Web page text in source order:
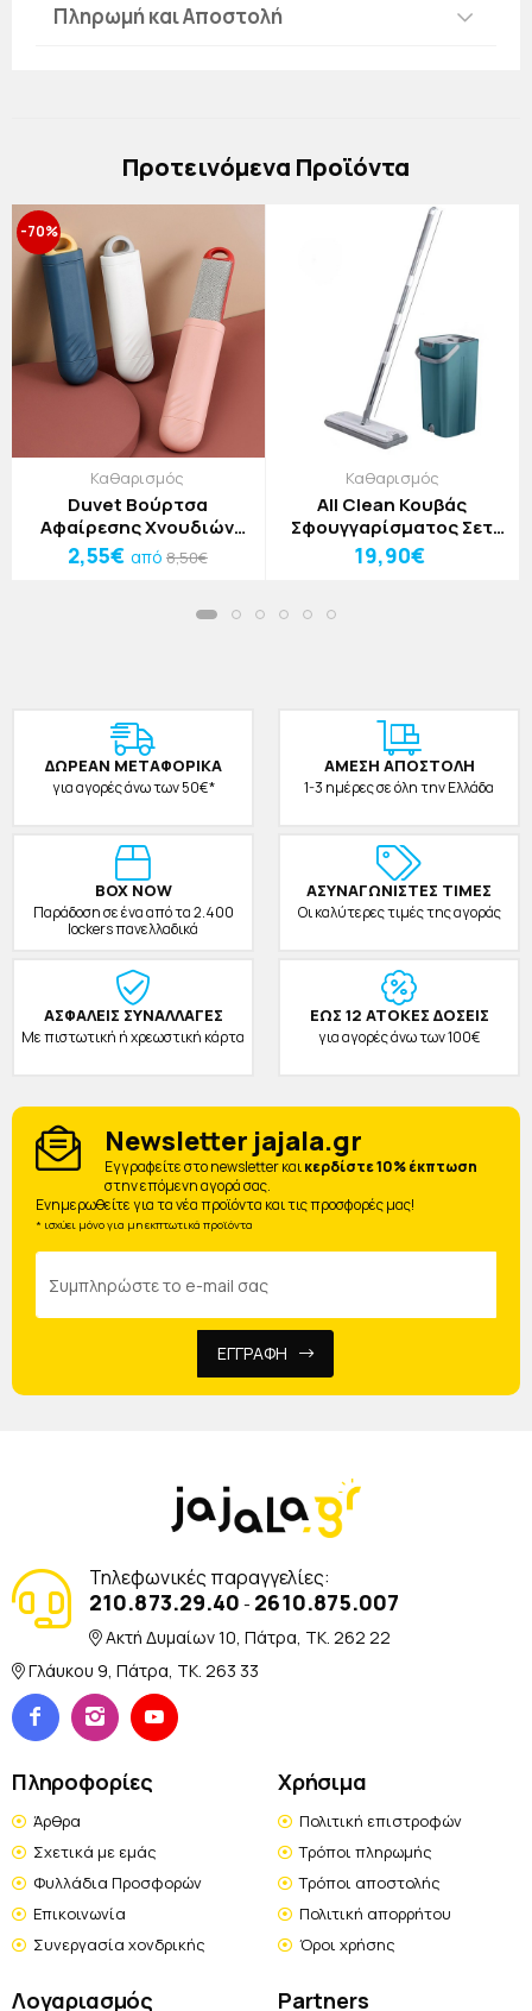
Πληρωμή και Αποστολή
Πρoτεινόμενα Προϊόντα
-70%
Καθαρισμός
Duvet Βούρτσα
Αφαίρεσης Χνουδιών
Μπλε 17x4,5x2cm
2,55€ από 8,50€
Καθαρισμός
All Clean Κουβάς
Σφουγγαρίσματος Σετ
4τμχ Λευκό
19,90€
ΔΩΡΕAΝ ΜΕΤΑΦΟΡΙΚΑ
για αγορές άνω των 50€*
ΑΜΕΣΗ ΑΠΟΣΤΟΛΗ
1-3 ημέρες σε όλη την Ελλάδα
BOX NOW
Παράδοση σε ένα από τα 2.400
lockers πανελλαδικά
ΑΣΥΝΑΓΩΝΙΣΤΕΣ ΤΙΜΕΣ
Οι καλύτερες τιμές της αγοράς
ΑΣΦΑΛΕΙΣ ΣΥΝΑΛΛΑΓΕΣ
Με πιστωτική ή χρεωστική κάρτα
ΕΩΣ 12 ΑΤΟΚΕΣ ΔΟΣΕΙΣ
για αγορές άνω των 100€
Newsletter jajala.gr
Eγγραφείτε στο newsletter καικερδίστε 10% έκπτωση
στην επόμενη αγορά σας.
Ενημερωθείτε για τα νέα προϊόντα και τις προσφορές μας!
* ισχύει μόνο για μη εκπτωτικά προϊόντα
ΕΓΓΡΑΦΗ
Τηλεφωνικές παραγγελίες:
210.873.29.40 - 2610.875.007
Ακτή Δυμαίων 10, Πάτρα, TK. 262 22
Γλάυκου 9, Πάτρα, TK. 263 33
Πληροφορίες
Άρθρα
Σχετικά με εμάς
Φυλλάδια Προσφορών
Επικοινωνία
Συνεργασία χονδρικής
Χρήσιμα
Πολιτική επιστροφών
Τρόποι πληρωμής
Τρόποι αποστολής
Πολιτική απορρήτου
Όροι χρήσης
Λογαριασμός Partners